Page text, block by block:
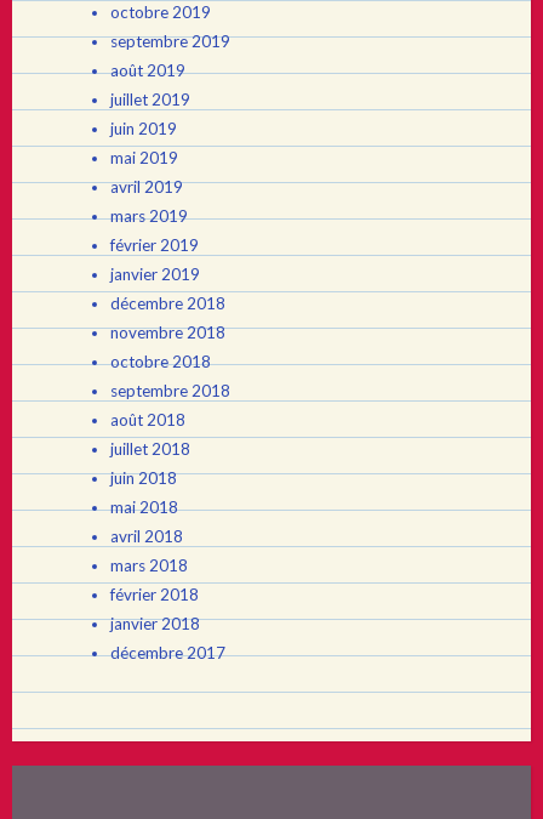
octobre 2019
septembre 2019
août 2019
juillet 2019
juin 2019
mai 2019
avril 2019
mars 2019
février 2019
janvier 2019
décembre 2018
novembre 2018
octobre 2018
septembre 2018
août 2018
juillet 2018
juin 2018
mai 2018
avril 2018
mars 2018
février 2018
janvier 2018
décembre 2017